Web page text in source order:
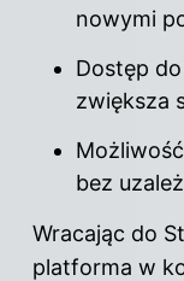
nowymi
Dostęp
zwiększa
bez
Wracając do
platforma w